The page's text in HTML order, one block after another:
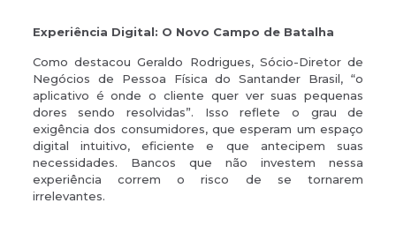
Experiência Digital: O Novo Campo de Batalha
Como destacou Geraldo Rodrigues, Sócio-Diretor de
Negócios de Pessoa Física do Santander Brasil, “o
aplicativo é onde o cliente quer ver suas pequenas
dores sendo resolvidas”. Isso reflete o grau de
exigência dos consumidores, que esperam um espaço
digital intuitivo, eficiente e que antecipem suas
necessidades. Bancos que não investem nessa
experiência correm o risco de se tornarem
irrelevantes.